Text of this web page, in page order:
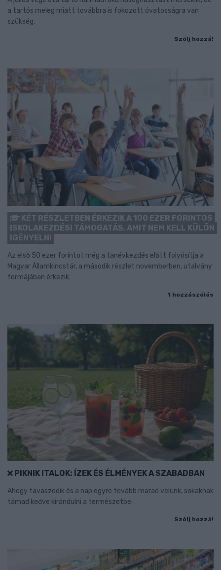
a tartós meleg miatt továbbra is fokozott óvatosságra van
szükség.
Szólj hozzá!
KÉT RÉSZLETBEN ÉRKEZIK A 100 EZER FORINTOS
ISKOLAKEZDÉSI TÁMOGATÁS, AMIT NEM KELL KÜLÖN
IGÉNYELNI
Az első 50 ezer forintot még a tanévkezdés előtt folyósítja a
Magyar Államkincstár, a második részlet novemberben, utalvány
formájában érkezik.
1 hozzászólás
PIKNIK ITALOK: ÍZEK ÉS ÉLMÉNYEK A SZABADBAN
Ahogy tavaszodik és a nap egyre tovább marad velünk, sokaknak
támad kedve kirándulni a természetbe.
Szólj hozzá!